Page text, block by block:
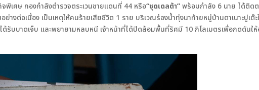
จพิเศษ กองกำลังตำรวจตระเวนชายแดนที่ 44 หรือ“ชุดเดลต้า”พร้อมกำลัง 6 นาย ได้ติด
างต่อเนื่อง เป็นเหตุให้คนร้ายเสียชีวิต 1 ราย บริเวณร่องน้ำทุ่งนาท้ายหมู่บ้านตาเนาะปูเต๊ะ
ด้รับบาดเจ็บ และพยายามหลบหนี เจ้าหน้าที่ได้ปิดล้อมพื้นที่รัศมี 10 กิโลเมตรเพื่อกดดันใ